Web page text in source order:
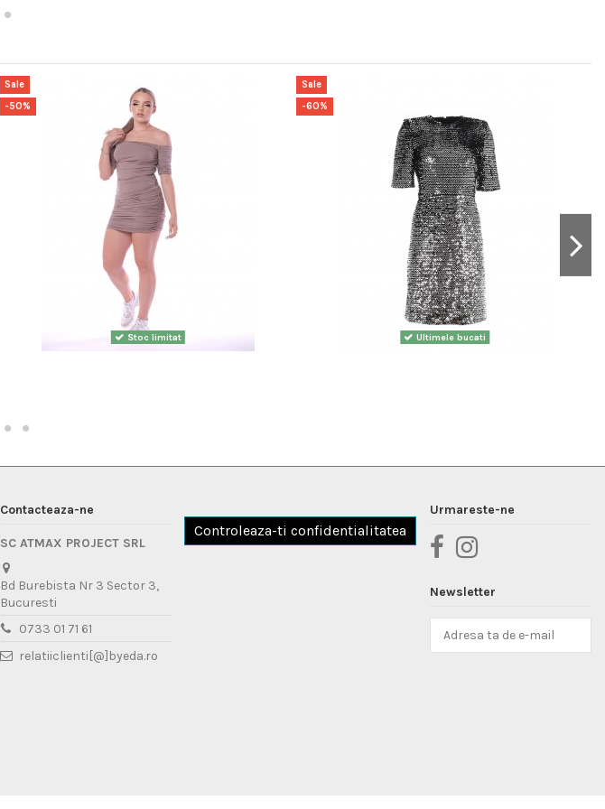
Sale
-50%
Stoc limitat
Sale
-60%
Ultimele bucati
Contacteaza-ne
SC ATMAX PROJECT SRL
Bd Burebista Nr 3 Sector 3,
Bucuresti
0733 01 71 61
relatiiclienti[@]byeda.ro
Controleaza-ti confidentialitatea
Urmareste-ne
Newsletter